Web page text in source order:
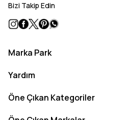
Bizi Takip Edin
Marka Park
Yardım
Öne Çıkan Kategoriler